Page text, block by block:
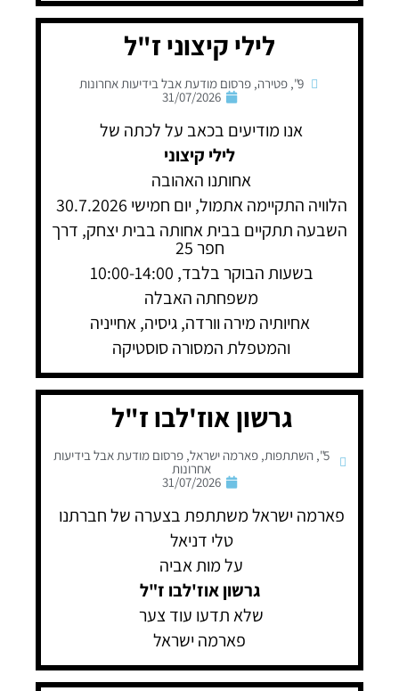
לילי קיצוני ז"ל
9"
,פטירה,פרסום מודעת אבל בידיעות אחרונות
31/07/2026
אנו מודיעים בכאב על לכתה של
לילי קיצוני
אחותנו האהובה
הלוויה התקיימה אתמול, יום חמישי 30.7.2026
השבעה תתקיים בבית אחותה בבית יצחק, דרך
חפר 25
בשעות הבוקר בלבד, 10:00-14:00
משפחתה האבלה
אחיותיה מירה וורדה, גיסיה, אחייניה
והמטפלת המסורה סוסטיקה
גרשון אוז'לבו ז"ל
5"
,השתתפות,פארמה ישראל,פרסום מודעת אבל בידיעות
אחרונות
31/07/2026
פארמה ישראל משתתפת בצערה של חברתנו
טלי דניאל
על מות אביה
גרשון אוז'לבו ז"ל
שלא תדעו עוד צער
פארמה ישראל